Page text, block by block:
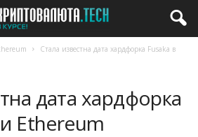
Стала известна дата хардфорка Fusaka в
дата хардфорка
Ethereum